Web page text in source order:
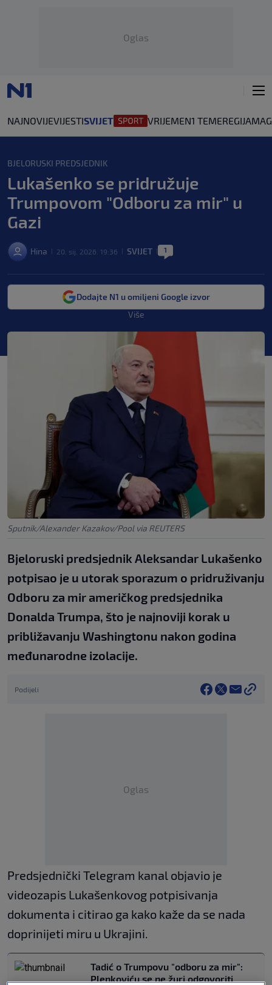
Oglas
NAJNOVIJEVIJESTISVIJET VRIJEMEN1 TEMEREGIJA
BJELORUSKI PREDSJEDNIK
Lukašenko se pridružuje
Trumpovom "Odboru za mir" u
Gazi
Hina 20. sij. 2026. 19:36 SVIJET 1
Dodajte N1 u omiljeni Google izvor
Više
Sputnik/Alexander Kazakov/Pool via REUTERS
Bjeloruski predsjednik Aleksandar Lukašenko
potpisao je u utorak sporazum o pridruživanju
Odboru za mir američkog predsjednika
Donalda Trumpa, što je najnoviji korak u
približavanju Washingtonu nakon godina
međunarodne izolacije.
Podijeli
Oglas
Predsjednički Telegram kanal objavio je
videozapis Lukašenkovog potpisivanja
dokumenta i citirao ga kako kaže da se nada
doprinijeti miru u Ukrajini.
Tadić o Trumpovu "odboru za mir":
Plenkoviću se ne žuri odgovoriti